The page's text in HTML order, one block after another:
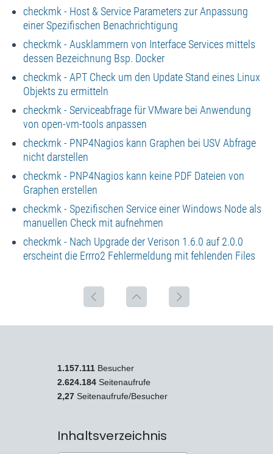
checkmk - Host & Service Parameters zur Anpassung
einer Spezifischen Benachrichtigung
checkmk - Ausklammern von Interface Services mittels
dessen Bezeichnung Bsp. Docker
checkmk - APT Check um den Update Stand eines Linux
Objekts zu ermitteln
checkmk - Serviceabfrage für VMware bei Anwendung
von open-vm-tools anpassen
checkmk - PNP4Nagios kann Graphen bei USV Abfrage
nicht darstellen
checkmk - PNP4Nagios kann keine PDF Dateien von
Graphen erstellen
checkmk - Spezifischen Service einer Windows Node als
manuellen Check mit aufnehmen
checkmk - Nach Upgrade der Verison 1.6.0 auf 2.0.0
erscheint die Errro2 Fehlermeldung mit fehlenden Files
1.157.111 Besucher
2.624.184 Seitenaufrufe
2,27 Seitenaufrufe/Besucher
Inhaltsverzeichnis